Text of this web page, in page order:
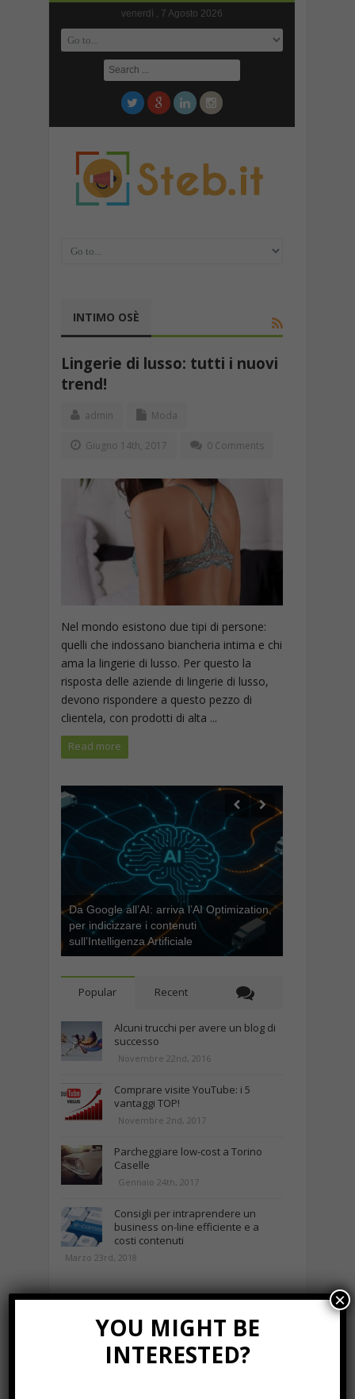
venerdì , 7 Agosto 2026
INTIMO OSÈ
Lingerie di lusso: tutti i nuovi
trend!
admin Moda
Giugno 14th, 2017 0 Comments
Nel mondo esistono due tipi di persone:
quelli che indossano biancheria intima e chi
ama la lingerie di lusso. Per questo la
risposta delle aziende di lingerie di lusso,
devono rispondere a questo pezzo di
clientela, con prodotti di alta ...
Read more
Da Google all’AI: arriva l’AI Optimization,
per indicizzare i contenuti
sull’Intelligenza Artificiale
Popular Recent
Alcuni trucchi per avere un blog di
successo
Novembre 22nd, 2016
Comprare visite YouTube: i 5
vantaggi TOP!
Novembre 2nd, 2017
Parcheggiare low-cost a Torino
Caselle
Gennaio 24th, 2017
Consigli per intraprendere un
business on-line efficiente e a
costi contenuti
Marzo 23rd, 2018
YOU MIGHT BE
INTERESTED?
×